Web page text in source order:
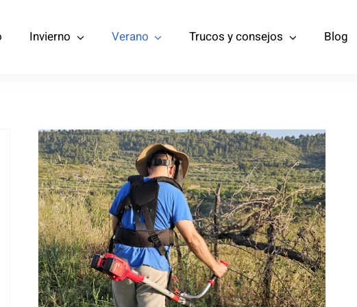
Invierno Verano Trucos y consejos Blog
Opinión sobre la
Desbrozadora a Batería
Einhell Agillo: Potencia y